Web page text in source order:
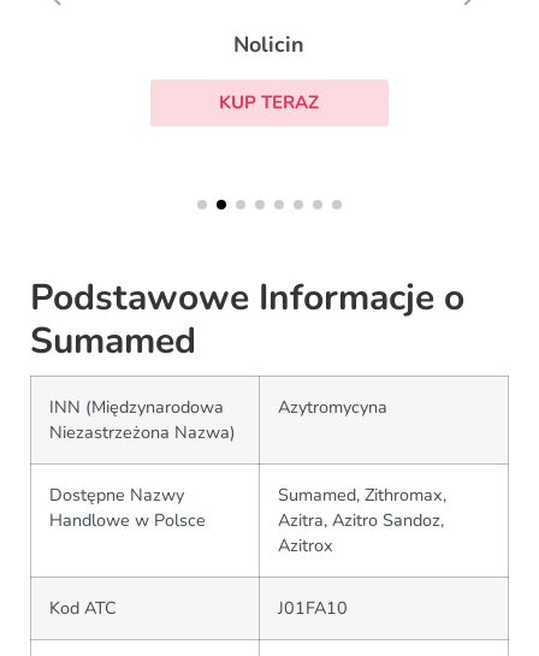
Nolicin
KUP TERAZ
Podstawowe Informacje o
Sumamed
INN (Międzynarodowa
Niezastrzeżona Nazwa)
Azytromycyna
Dostępne Nazwy
Handlowe w Polsce
Sumamed, Zithromax,
Azitra, Azitro Sandoz,
Azitrox
Kod ATC J01FA10